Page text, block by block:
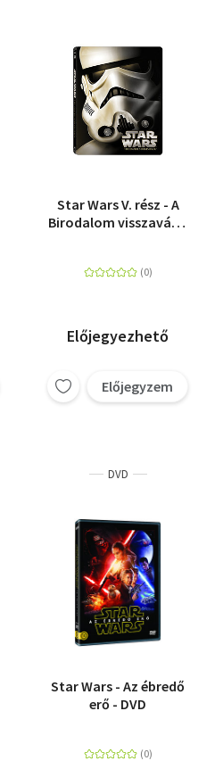
Star Wars V. rész - A
Birodalom visszavág -
Előjegyezhető
Előjegyzem
DVD
Star Wars - Az ébredő
erő - DVD